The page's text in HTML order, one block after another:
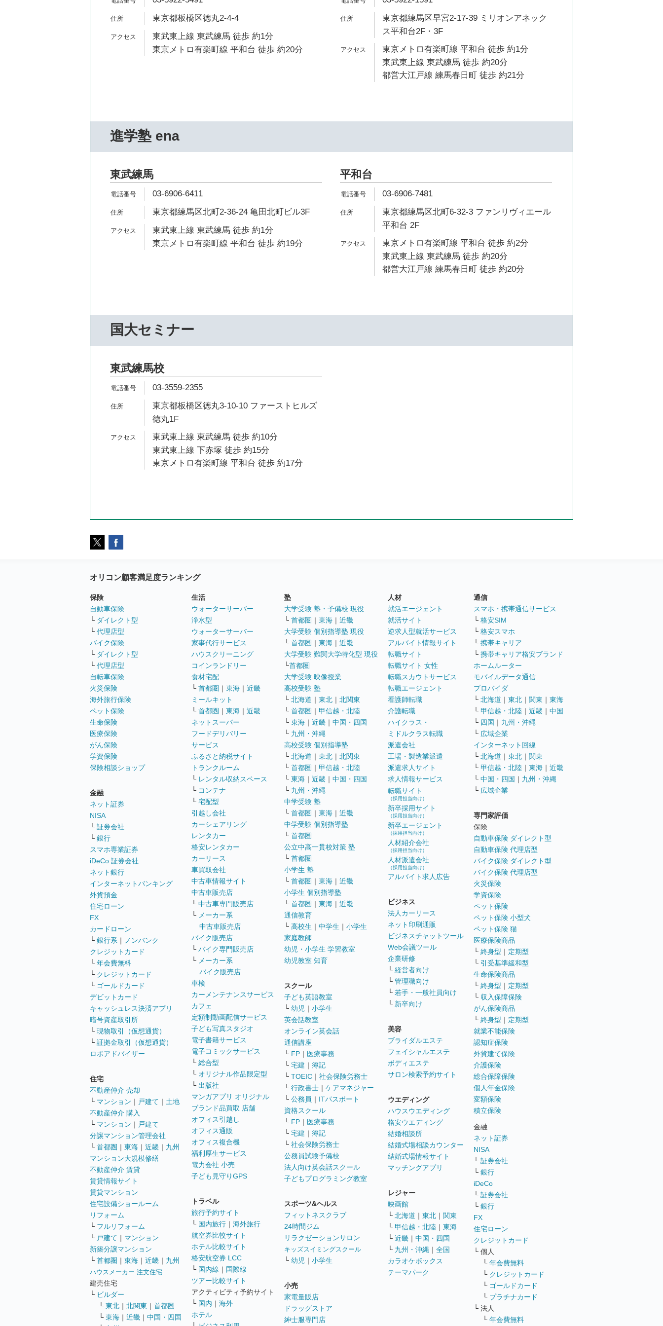
東京都板橋区徳丸2-4-4
東武東上線 東武練馬 徒歩 約1分
東京メトロ有楽町線 平和台 徒歩 約20分
東京都練馬区早宮2-17-39 ミリオンアネック
ス平和台2F・3F
東京メトロ有楽町線 平和台 徒歩 約1分
東武東上線 東武練馬 徒歩 約20分
都営大江戸線 練馬春日町 徒歩 約21分
進学塾 ena
東武練馬
03-6906-6411
東京都練馬区北町2-36-24 亀田北町ビル3F
東武東上線 東武練馬 徒歩 約1分
東京メトロ有楽町線 平和台 徒歩 約19分
平和台
03-6906-7481
東京都練馬区北町6-32-3 ファンリヴィエール
平和台 2F
東京メトロ有楽町線 平和台 徒歩 約2分
東武東上線 東武練馬 徒歩 約20分
都営大江戸線 練馬春日町 徒歩 約20分
国大セミナー
東武練馬校
03-3559-2355
東京都板橋区徳丸3-10-10 ファーストヒルズ
徳丸1F
東武東上線 東武練馬 徒歩 約10分
東武東上線 下赤塚 徒歩 約15分
東京メトロ有楽町線 平和台 徒歩 約17分
オリコン顧客満足度ランキング
保険
自動車保険
└ ダイレクト型
└ 代理店型
バイク保険
└ ダイレクト型
└ 代理店型
自転車保険
火災保険
海外旅行保険
ペット保険
生命保険
医療保険
がん保険
学資保険
保険相談ショップ
金融
ネット証券
NISA
└ 証券会社
└ 銀行
スマホ専業証券
iDeCo 証券会社
ネット銀行
インターネットバンキング
外貨預金
住宅ローン
FX
カードローン
└ 銀行系 ｜
ノンバンク
クレジットカード
└ 年会費無料
└ クレジットカード
└ ゴールドカード
デビットカード
キャッシュレス決済アプリ
暗号資産取引所
└ 現物取引（仮想通貨）
└ 証拠金取引（仮想通貨）
ロボアドバイザー
住宅
不動産仲介 売却
└ マンション ｜ 戸建て ｜ 土地
不動産仲介 購入
└ マンション ｜ 戸建て
分譲マンション管理会社
└ 首都圏 ｜ 東海 ｜ 近畿 ｜ 九州
マンション大規模修繕
不動産仲介 賃貸
賃貸情報サイト
賃貸マンション
住宅設備ショールーム
リフォーム
└ フルリフォーム
└ 戸建て ｜ マンション
新築分譲マンション
└ 首都圏 ｜ 東海 ｜ 近畿 ｜ 九州
ハウスメーカー 注文住宅
建売住宅
└ ビルダー
└ 東北 ｜ 北関東 ｜ 首都圏
└ 東海 ｜ 近畿 ｜ 中国・四国
生活
ウォーターサーバー
浄水型
ウォーターサーバー
家事代行サービス
ハウスクリーニング
コインランドリー
食材宅配
└ 首都圏 ｜ 東海 ｜ 近畿
ミールキット
└ 首都圏 ｜ 東海 ｜ 近畿
ネットスーパー
フードデリバリー
サービス
ふるさと納税サイト
トランクルーム
└ レンタル収納スペース
└ コンテナ
└ 宅配型
引越し会社
カーシェアリング
レンタカー
格安レンタカー
カーリース
車買取会社
中古車情報サイト
中古車販売店
└ 中古車専門販売店
└ メーカー系
中古車販売店
バイク販売店
└ バイク専門販売店
└ メーカー系
バイク販売店
車検
カーメンテナンスサービス
カフェ
定額制動画配信サービス
子ども写真スタジオ
電子書籍サービス
電子コミックサービス
└ 総合型
└ オリジナル作品限定型
└ 出版社
マンガアプリ オリジナル
ブランド品買取 店舗
オフィス引越し
オフィス通販
オフィス複合機
福利厚生サービス
電力会社 小売
子ども見守りGPS
トラベル
旅行予約サイト
└ 国内旅行 ｜ 海外旅行
航空券比較サイト
ホテル比較サイト
格安航空券 LCC
└ 国内線 ｜ 国際線
ツアー比較サイト
アクティビティ予約サイト
└ 国内 ｜ 海外
ホテル
塾
大学受験 塾・予備校 現役
└ 首都圏 ｜ 東海 ｜ 近畿
大学受験 個別指導塾 現役
└ 首都圏 ｜ 東海 ｜ 近畿
大学受験 難関大学特化型 現役
└首都圏
大学受験 映像授業
高校受験 塾
└ 北海道 ｜ 東北 ｜ 北関東
└ 首都圏 ｜ 甲信越・北陸
└ 東海 ｜ 近畿 ｜ 中国・四国
└ 九州・沖縄
高校受験 個別指導塾
└ 北海道 ｜ 東北 ｜ 北関東
└ 首都圏 ｜ 甲信越・北陸
└ 東海 ｜ 近畿 ｜ 中国・四国
└ 九州・沖縄
中学受験 塾
└ 首都圏 ｜ 東海 ｜ 近畿
中学受験 個別指導塾
└ 首都圏
公立中高一貫校対策 塾
└ 首都圏
小学生 塾
└ 首都圏 ｜ 東海 ｜ 近畿
小学生 個別指導塾
└ 首都圏 ｜ 東海 ｜ 近畿
通信教育
└ 高校生 ｜ 中学生 ｜ 小学生
家庭教師
幼児・小学生 学習教室
幼児教室 知育
スクール
子ども英語教室
└ 幼児 ｜ 小学生
英会話教室
オンライン英会話
通信講座
└ FP ｜ 医療事務
└ 宅建 ｜ 簿記
└ TOEIC ｜ 社会保険労務士
└ 行政書士 ｜ ケアマネジャー
└ 公務員 ｜ ITパスポート
資格スクール
└ FP ｜ 医療事務
└ 宅建 ｜ 簿記
└ 社会保険労務士
公務員試験予備校
法人向け英会話スクール
子どもプログラミング教室
スポーツ&ヘルス
フィットネスクラブ
24時間ジム
リラクゼーションサロン
キッズスイミングスクール
└ 幼児 ｜ 小学生
小売
家電量販店
ドラッグストア
紳士服専門店
人材
就活エージェント
就活サイト
逆求人型就活サービス
アルバイト情報サイト
転職サイト
転職サイト 女性
転職スカウトサービス
転職エージェント
看護師転職
介護転職
ハイクラス・
ミドルクラス転職
派遣会社
工場・製造業派遣
派遣求人サイト
求人情報サービス
転職サイト
（採用担当向け）
新卒採用サイト
（採用担当向け）
新卒エージェント
（採用担当向け）
人材紹介会社
（採用担当向け）
人材派遣会社
（採用担当向け）
アルバイト求人広告
ビジネス
法人カーリース
ネット印刷通販
ビジネスチャットツール
Web会議ツール
企業研修
└ 経営者向け
└ 管理職向け
└ 若手・一般社員向け
└ 新卒向け
美容
ブライダルエステ
フェイシャルエステ
ボディエステ
サロン検索予約サイト
ウエディング
ハウスウエディング
格安ウエディング
結婚相談所
結婚式場相談カウンター
結婚式場情報サイト
マッチングアプリ
レジャー
映画館
└ 北海道 ｜ 東北 ｜ 関東
└ 甲信越・北陸 ｜ 東海
└ 近畿 ｜ 中国・四国
└ 九州・沖縄 ｜ 全国
カラオケボックス
テーマパーク
通信
スマホ・携帯通信サービス
└ 格安SIM
└ 格安スマホ
└ 携帯キャリア
└ 携帯キャリア格安ブランド
ホームルーター
モバイルデータ通信
プロバイダ
└ 北海道 ｜ 東北 ｜ 関東 ｜ 東海
└ 甲信越・北陸 ｜ 近畿 ｜ 中国
└ 四国 ｜ 九州・沖縄
└ 広域企業
インターネット回線
└ 北海道 ｜ 東北 ｜ 関東
└ 甲信越・北陸 ｜ 東海 ｜ 近畿
└ 中国・四国 ｜ 九州・沖縄
└ 広域企業
専門家評価
保険
自動車保険 ダイレクト型
自動車保険 代理店型
バイク保険 ダイレクト型
バイク保険 代理店型
火災保険
学資保険
ペット保険
ペット保険 小型犬
ペット保険 猫
医療保険商品
└ 終身型 ｜ 定期型
└ 引受基準緩和型
生命保険商品
└ 終身型 ｜ 定期型
└ 収入保障保険
がん保険商品
└ 終身型 ｜ 定期型
就業不能保険
認知症保険
外貨建て保険
介護保険
総合保障保険
個人年金保険
変額保険
積立保険
金融
ネット証券
NISA
└ 証券会社
└ 銀行
iDeCo
└ 証券会社
└ 銀行
FX
住宅ローン
クレジットカード
└ 個人
└ 年会費無料
└ クレジットカード
└ ゴールドカード
└ プラチナカード
└ 法人
└ 年会費無料